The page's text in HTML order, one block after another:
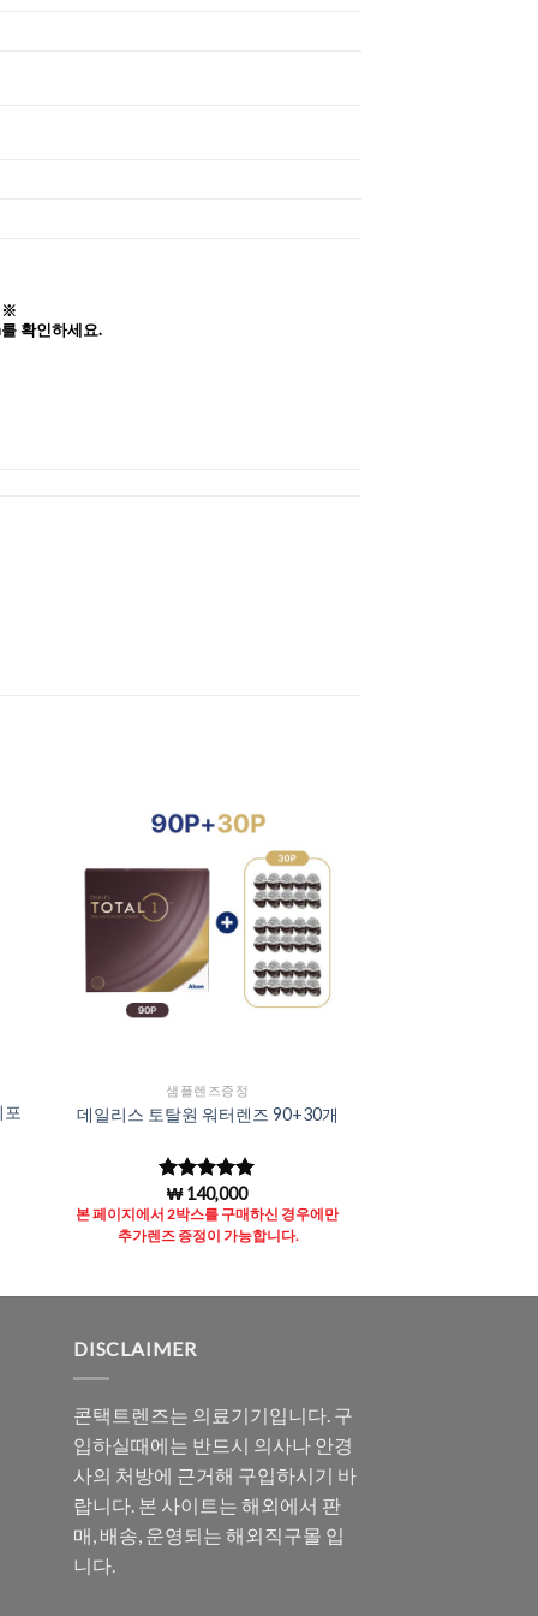
※
확인하세요.
Wishlist
샘플렌즈증정
데일리스 토탈원 워터렌즈 90+30개
5 중에서
4.97로 평
가됨
₩140,000
본 페이지에서 2박스를 구매하신 경우에만
추가렌즈 증정이 가능합니다.
DISCLAIMER
콘택트렌즈는 의료기기입니다. 구
입하실때에는 반드시 의사나 안경
사의 처방에 근거해 구입하시기 바
랍니다. 본 사이트는 해외에서 판
매, 배송, 운영되는 해외직구몰 입
니다.